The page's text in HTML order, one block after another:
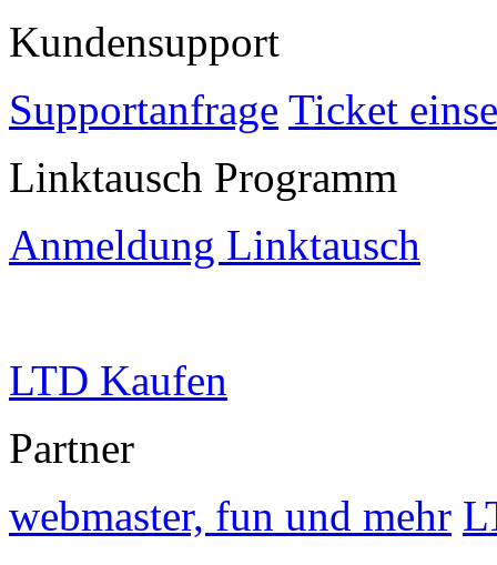
Kundensupport
Supportanfrage Ticket
Linktausch Programm
Anmeldung Linktausch
LTD Kaufen
Partner
webmaster, fun und mehr